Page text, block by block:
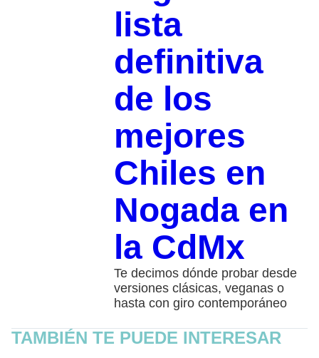
lista
definitiva
de los
mejores
Chiles en
Nogada en
la CdMx
Te decimos dónde probar desde
versiones clásicas, veganas o
hasta con giro contemporáneo
TAMBIÉN TE PUEDE INTERESAR